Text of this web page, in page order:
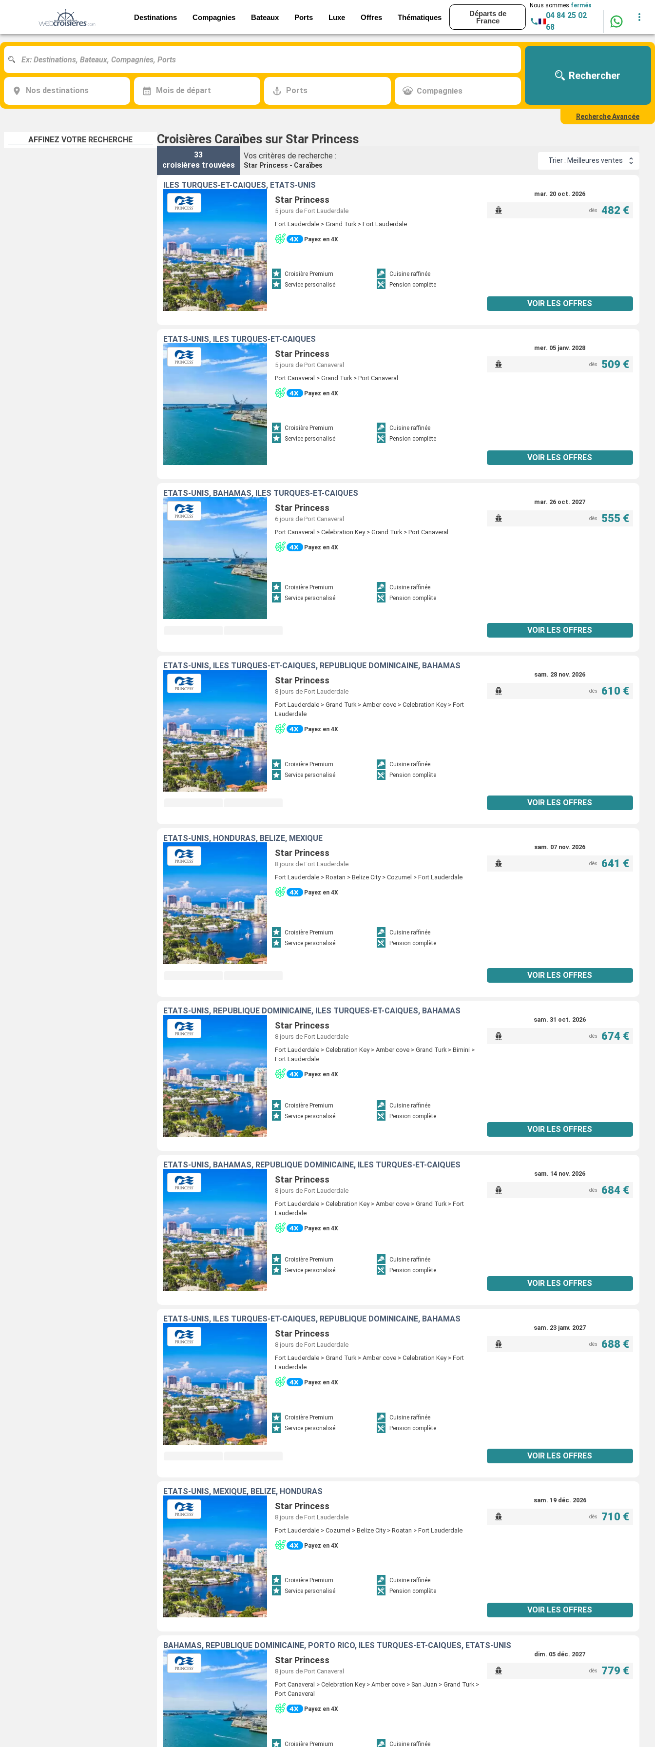
Destinations Compagnies Bateaux Ports Luxe Offres Thématiques
Départs de
France
Nous sommes fermés
04 84 25 02
68
Nos destinations Mois de départ Ports Compagnies
Rechercher
Recherche Avancée
AFFINEZ VOTRE RECHERCHE Croisières Caraïbes sur Star Princess
33
croisières trouvées
Vos critères de recherche :
Star Princess - Caraïbes
Trier : Meilleures ventes
ÎLES TURQUES-ET-CAÏQUES, ÉTATS-UNIS
Star Princess
5 jours de Fort Lauderdale
Fort Lauderdale > Grand Turk > Fort Lauderdale
Payez en 4X
Croisière Premium
Cuisine raffinée
Service personalisé
Pension complète
mar. 20 oct. 2026
dès 482 €
VOIR LES OFFRES
ÉTATS-UNIS, ÎLES TURQUES-ET-CAÏQUES
Star Princess
5 jours de Port Canaveral
Port Canaveral > Grand Turk > Port Canaveral
Payez en 4X
Croisière Premium
Cuisine raffinée
Service personalisé
Pension complète
mer. 05 janv. 2028
dès 509 €
VOIR LES OFFRES
ÉTATS-UNIS, BAHAMAS, ÎLES TURQUES-ET-CAÏQUES
Star Princess
6 jours de Port Canaveral
Port Canaveral > Celebration Key > Grand Turk > Port Canaveral
Payez en 4X
Croisière Premium
Cuisine raffinée
Service personalisé
Pension complète
mar. 26 oct. 2027
dès 555 €
VOIR LES OFFRES
ÉTATS-UNIS, ÎLES TURQUES-ET-CAÏQUES, RÉPUBLIQUE DOMINICAINE, BAHAMAS
Star Princess
8 jours de Fort Lauderdale
Fort Lauderdale > Grand Turk > Amber cove > Celebration Key > Fort
Lauderdale
Payez en 4X
Croisière Premium
Cuisine raffinée
Service personalisé
Pension complète
sam. 28 nov. 2026
dès 610 €
VOIR LES OFFRES
ÉTATS-UNIS, HONDURAS, BELIZE, MEXIQUE
Star Princess
8 jours de Fort Lauderdale
Fort Lauderdale > Roatan > Belize City > Cozumel > Fort Lauderdale
Payez en 4X
Croisière Premium
Cuisine raffinée
Service personalisé
Pension complète
sam. 07 nov. 2026
dès 641 €
VOIR LES OFFRES
ÉTATS-UNIS, RÉPUBLIQUE DOMINICAINE, ÎLES TURQUES-ET-CAÏQUES, BAHAMAS
Star Princess
8 jours de Fort Lauderdale
Fort Lauderdale > Celebration Key > Amber cove > Grand Turk > Bimini >
Fort Lauderdale
Payez en 4X
Croisière Premium
Cuisine raffinée
Service personalisé
Pension complète
sam. 31 oct. 2026
dès 674 €
VOIR LES OFFRES
ÉTATS-UNIS, BAHAMAS, RÉPUBLIQUE DOMINICAINE, ÎLES TURQUES-ET-CAÏQUES
Star Princess
8 jours de Fort Lauderdale
Fort Lauderdale > Celebration Key > Amber cove > Grand Turk > Fort
Lauderdale
Payez en 4X
Croisière Premium
Cuisine raffinée
Service personalisé
Pension complète
sam. 14 nov. 2026
dès 684 €
VOIR LES OFFRES
ÉTATS-UNIS, ÎLES TURQUES-ET-CAÏQUES, RÉPUBLIQUE DOMINICAINE, BAHAMAS
Star Princess
8 jours de Fort Lauderdale
Fort Lauderdale > Grand Turk > Amber cove > Celebration Key > Fort
Lauderdale
Payez en 4X
Croisière Premium
Cuisine raffinée
Service personalisé
Pension complète
sam. 23 janv. 2027
dès 688 €
VOIR LES OFFRES
ÉTATS-UNIS, MEXIQUE, BELIZE, HONDURAS
Star Princess
8 jours de Fort Lauderdale
Fort Lauderdale > Cozumel > Belize City > Roatan > Fort Lauderdale
Payez en 4X
Croisière Premium
Cuisine raffinée
Service personalisé
Pension complète
sam. 19 déc. 2026
dès 710 €
VOIR LES OFFRES
BAHAMAS, RÉPUBLIQUE DOMINICAINE, PORTO RICO, ÎLES TURQUES-ET-CAÏQUES, ÉTATS-UNIS
Star Princess
8 jours de Port Canaveral
Port Canaveral > Celebration Key > Amber cove > San Juan > Grand Turk >
Port Canaveral
Payez en 4X
Croisière Premium Cuisine raffinée
dim. 05 déc. 2027
dès 779 €